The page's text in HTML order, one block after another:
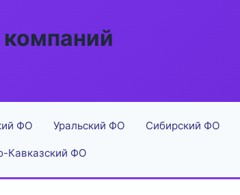
ФО Уральский ФО Сибирский ФО
Кавказский ФО